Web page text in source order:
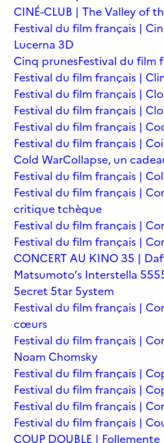
CINÉ-CLUB | The Valley of
Festival du film français |
Lucerna 3D
Cinq prunesFestival du film
Festival du film français |
Festival du film français |
Festival du film français |
Festival du film français |
Festival du film français |
Cold WarCollapse, un
Festival du film français |
Festival du film français |
critique tchèque
Festival du film français |
Festival du film français |
CONCERT AU KINO 35 |
Matsumoto’s Interstella
5ecret 5tar 5ystem
Festival du film français |
cœurs
Festival du film français |
Noam Chomsky
Festival du film français |
Festival du film français |
Festival du film français |
Festival du film français |
COUP DOUBLE | Follemente